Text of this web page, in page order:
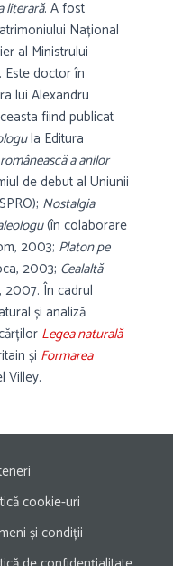
literară. A fost
Național
al Ministrului
doctor în
lui Alexandru
fiind publicat
la Editura
a anilor
de debut al Uniunii
Nostalgia
(în colaborare
2003; Platon pe
2003; Cealaltă
2007. În cadrul
și analiză
Legea naturală
și Formarea
Villey.
cookie-uri
și condiții